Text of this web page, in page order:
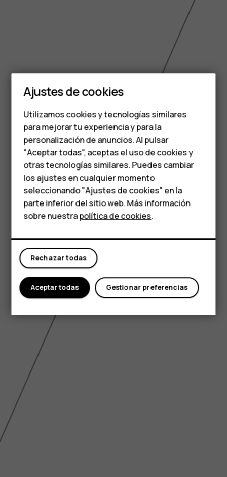
Smartphones
Teléfonos de gama
media
Teléfonos para
personas mayores
HMD Terra M
Comprar
Mi cuenta
6.517 inch
Ajustes de cookies
Utilizamos cookies y tecnologías similares
para mejorar tu experiencia y para la
personalización de anuncios. Al pulsar
"Aceptar todas", aceptas el uso de cookies y
otras tecnologías similares. Puedes cambiar
los ajustes en cualquier momento
seleccionando "Ajustes de cookies" en la
parte inferior del sitio web. Más información
sobre nuestrapolítica de cookies.
Rechazar todas
Gestionar preferencias
Aceptar todas